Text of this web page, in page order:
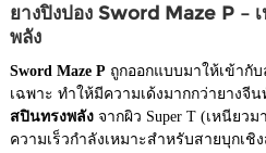
ยางปิงปอง Sword Maze P –
พลัง
Sword Maze P ถูกออกแบบมาให้เข้ากั
เฉพาะ ทำให้มีความเด้งมากกว่ายางจี
สปินทรงพลัง จากผิว Super T (เหนียว
ความเร็วกำลังเหมาะสำหรับสายบุกเชิ